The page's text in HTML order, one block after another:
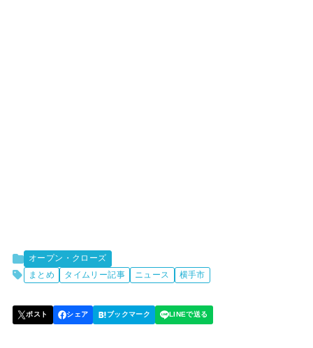
オープン・クローズ
まとめ
タイムリー記事 ニュース 横手市